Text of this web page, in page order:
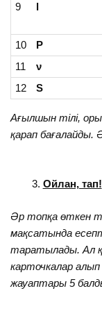
9
l
10
P
11
ν
12
S
Ағылшын тілі,
қарап бағалайды.
Ойлан, тап!
Әр топқа өткен
мақсатында
таратылады. Ал
карточкалар
жауаптары 5